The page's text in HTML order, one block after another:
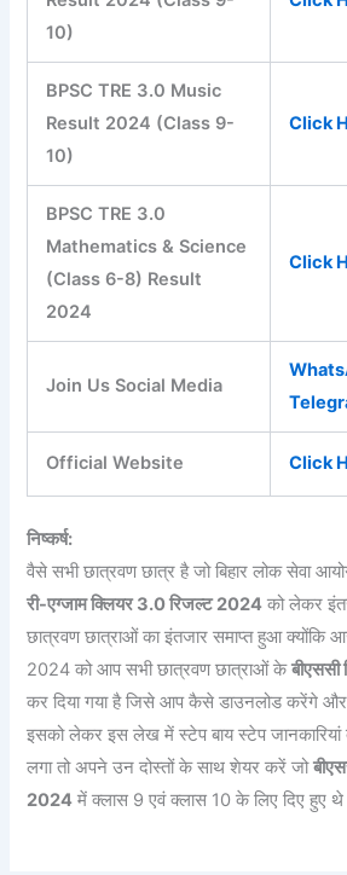
10)
BPSC TRE 3.0 Music
Result 2024 (Class 9-
10)
Click
BPSC TRE 3.0
Mathematics & Science
(Class 6-8) Result
2024
Click
Join Us Social Media
Official Website Click
निष्कर्ष:
वैसे सभी छात्रवण छात्र है जो बिहार लोक सेवा
री-एग्जाम क्लियर 3.0 रिजल्ट 2024 को लेकर
छात्रवण छात्राओं का इंतजार समाप्त हुआ क्योंकि
2024 को आप सभी छात्रवण छात्राओं के
कर दिया गया है जिसे आप कैसे डाउनलोड करेंगे
इसको लेकर इस लेख में स्टेप बाय स्टेप
लगा तो अपने उन दोस्तों के साथ शेयर करें जो
2024 में क्लास 9 एवं क्लास 10 के लिए दिए हुए